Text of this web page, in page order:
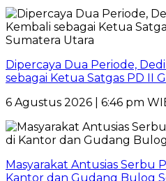
Dipercaya Dua Periode,
sebagai Ketua Satgas PD II
6 Agustus 2026 | 6:46 pm
Masyarakat Antusias Serbu
Kantor dan Gudang Bulog